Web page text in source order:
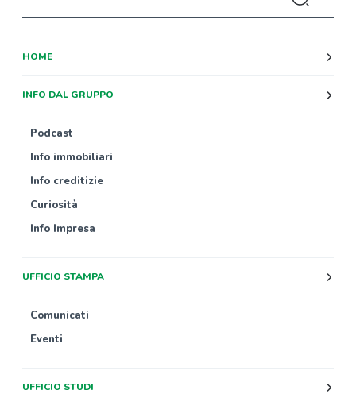
HOME
INFO DAL GRUPPO
Podcast
Info immobiliari
Info creditizie
Curiosità
Info Impresa
UFFICIO STAMPA
Comunicati
Eventi
UFFICIO STUDI